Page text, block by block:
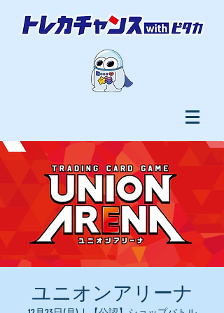
ユニオンアリーナ